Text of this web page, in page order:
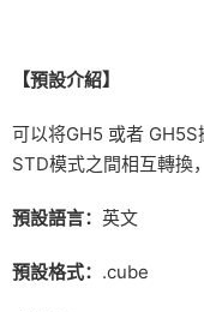
【預設介紹】
可以将GH5 或者 GH5S
STD模式之間相互轉換
預設語言： 英文
預設格式： .cube